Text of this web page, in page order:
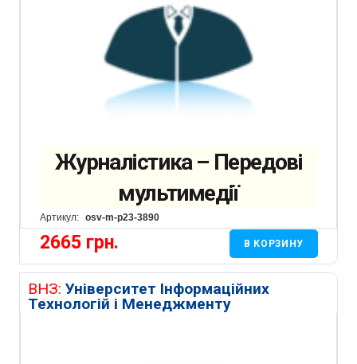
Журналістика – Передові
мультимедії
Артикул: osv-m-p23-3890
2665 грн. В КОРЗИНУ
ВНЗ: Університет Інформаційних
Технологій і Менеджменту